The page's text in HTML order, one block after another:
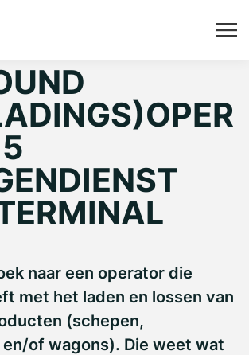
naar een operator die
met het laden en lossen van
(schepen,
of wagons). Die weet wat